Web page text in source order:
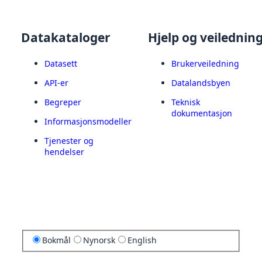
Datakataloger
Datasett
API-er
Begreper
Informasjonsmodeller
Tjenester og
hendelser
Hjelp og
Brukerveiledning
Datalandsbyen
Teknisk
dokumentasjon
Bokmål Nynorsk English